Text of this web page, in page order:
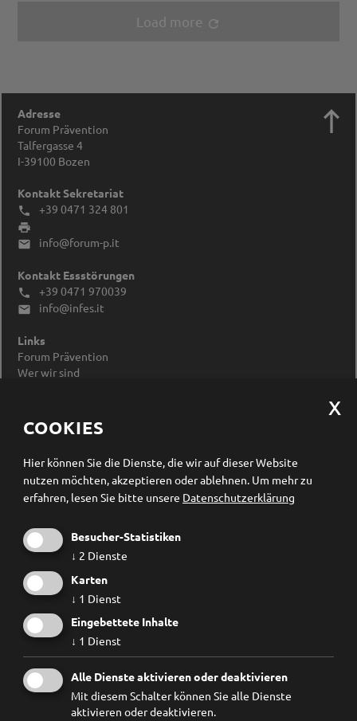
Load more refresh
Adresse
Forum Prävention
Talfergasse 4
I-39100 Bozen
Kontakt Sekretariat
 +39 0471 324 801


info@forum-p.it
Kontakt Essstörungen
 +39 0471 970039
 info@infes.it
Links
Forum Prävention
Wer wir sind
Cookieeinstellungen ändern

Newsletter Anmeldung
erkenne diese ausdrücklich an.
COOKIES
Hier können Sie die Dienste, die wir auf dieser Website
nutzen möchten, akzeptieren oder ablehnen. Um mehr zu
erfahren, lesen Sie bitte unsere Datenschutzerklärung
Besucher-Statistiken
↓ 2 Dienste
Karten
↓ 1 Dienst
Eingebettete Inhalte
↓ 1 Dienst
Alle Dienste aktivieren oder deaktivieren
Mit diesem Schalter können Sie alle Dienste
aktivieren oder deaktivieren.